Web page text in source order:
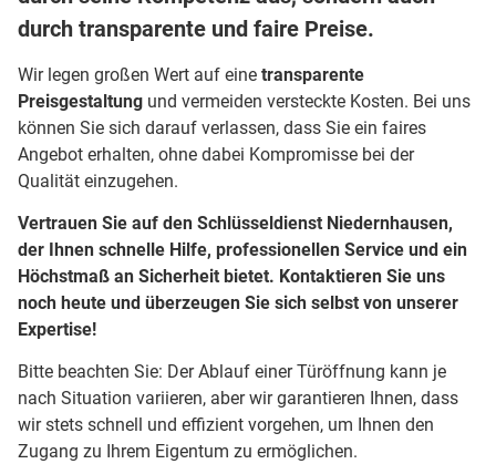
durch transparente und faire Preise.
Wir legen großen Wert auf eine transparente
Preisgestaltung und vermeiden versteckte Kosten. Bei uns
können Sie sich darauf verlassen, dass Sie ein faires
Angebot erhalten, ohne dabei Kompromisse bei der
Qualität einzugehen.
Vertrauen Sie auf den Schlüsseldienst Niedernhausen,
der Ihnen schnelle Hilfe, professionellen Service und ein
Höchstmaß an Sicherheit bietet. Kontaktieren Sie uns
noch heute und überzeugen Sie sich selbst von unserer
Expertise!
Bitte beachten Sie: Der Ablauf einer Türöffnung kann je
nach Situation variieren, aber wir garantieren Ihnen, dass
wir stets schnell und effizient vorgehen, um Ihnen den
Zugang zu Ihrem Eigentum zu ermöglichen.